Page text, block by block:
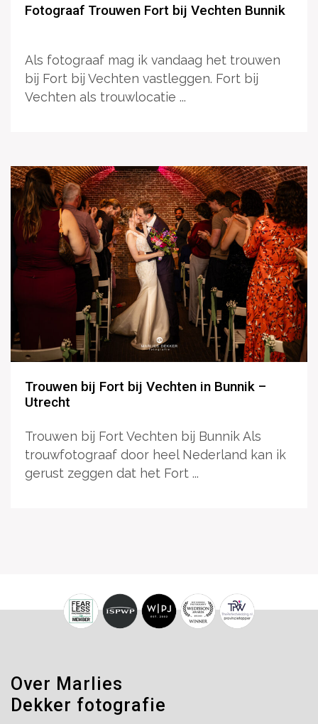
Fotograaf Trouwen Fort bij Vechten Bunnik
Als fotograaf mag ik vandaag het trouwen
bij Fort bij Vechten vastleggen. Fort bij
Vechten als trouwlocatie ...
Trouwen bij Fort bij Vechten in Bunnik –
Utrecht
Trouwen bij Fort Vechten bij Bunnik Als
trouwfotograaf door heel Nederland kan ik
gerust zeggen dat het Fort ...
Over Marlies
Dekker fotografie